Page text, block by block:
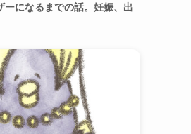
ーになるまでの話。妊娠、出